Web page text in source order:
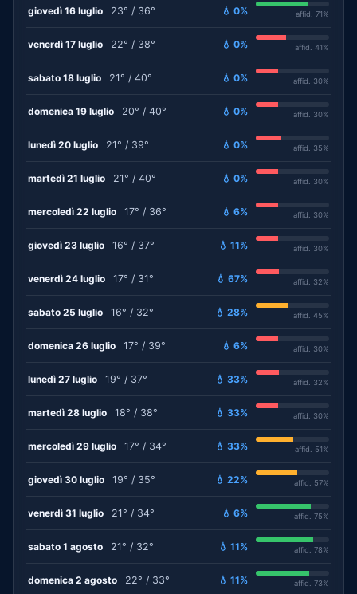
giovedì 16 luglio 23° / 36° 💧 0% affid. 71%
venerdì 17 luglio 22° / 38° 💧 0% affid. 41%
sabato 18 luglio 21° / 40° 💧 0% affid. 30%
domenica 19 luglio 20° / 40° 💧 0% affid. 30%
lunedì 20 luglio 21° / 39° 💧 0% affid. 35%
martedì 21 luglio 21° / 40° 💧 0% affid. 30%
mercoledì 22 luglio 17° / 36° 💧 6% affid. 30%
giovedì 23 luglio 16° / 37° 💧 11% affid. 30%
venerdì 24 luglio 17° / 31° 💧 67% affid. 32%
sabato 25 luglio 16° / 32° 💧 28% affid. 45%
domenica 26 luglio 17° / 39° 💧 6% affid. 30%
lunedì 27 luglio 19° / 37° 💧 33% affid. 32%
martedì 28 luglio 18° / 38° 💧 33% affid. 30%
mercoledì 29 luglio 17° / 34° 💧 33% affid. 51%
giovedì 30 luglio 19° / 35° 💧 22% affid. 57%
venerdì 31 luglio 21° / 34° 💧 6% affid. 75%
sabato 1 agosto 21° / 32° 💧 11% affid. 78%
domenica 2 agosto 22° / 33° 💧 11% affid. 73%